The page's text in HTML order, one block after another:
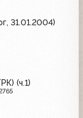
31.01.2004)
(ч.1)